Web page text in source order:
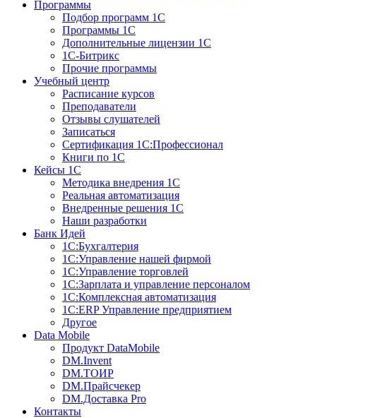
Программы
Подбор программ 1С
Программы 1С
Дополнительные лицензии 1С
1С-Битрикс
Прочие программы
Учебный центр
Расписание курсов
Преподаватели
Отзывы слушателей
Записаться
Сертификация 1С:Профессионал
Книги по 1С
Кейсы 1С
Методика внедрения 1С
Реальная автоматизация
Внедренные решения 1С
Наши разработки
Банк Идей
1С:Бухгалтерия
1С:Управление нашей фирмой
1С:Управление торговлей
1С:Зарплата и управление персоналом
1С:Комплексная автоматизация
1С:ERP Управление предприятием
Другое
Data Mobile
Продукт DataMobile
DM.Invent
DM.ТОИР
DM.Прайсчекер
DM.Доставка Pro
Контакты